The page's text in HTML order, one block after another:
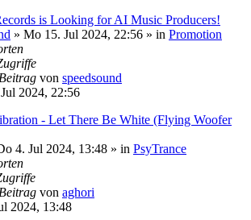
is Looking for AI Music Producers!
» Mo 15. Jul 2024, 22:56 » in Promotion
von speedsound
2024, 22:56
- Let There Be White (Flying Woofer
4. Jul 2024, 13:48 » in PsyTrance
von aghori
2024, 13:48